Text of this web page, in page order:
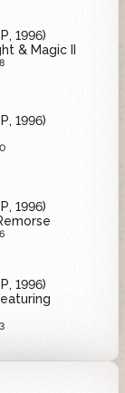
1996)
& Magic II
1996)
1996)
1996)